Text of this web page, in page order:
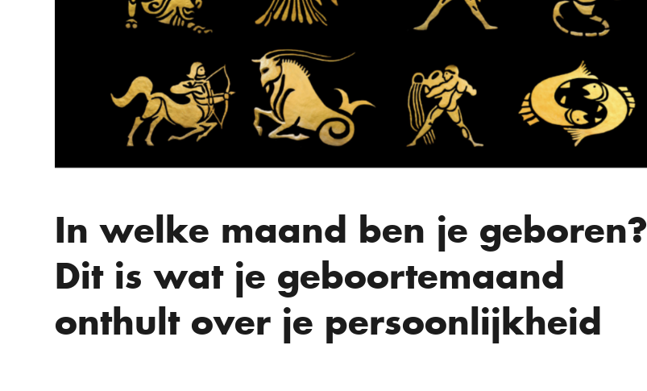
In welke maand ben je geboren?
Dit is wat je geboortemaand
onthult over je persoonlijkheid